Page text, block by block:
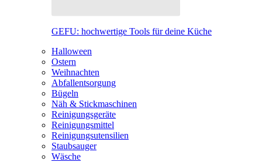
GEFU: hochwertige Tools für deine Küche
Halloween
Ostern
Weihnachten
Abfallentsorgung
Bügeln
Näh & Stickmaschinen
Reinigungsgeräte
Reinigungsmittel
Reinigungsutensilien
Staubsauger
Wäsche